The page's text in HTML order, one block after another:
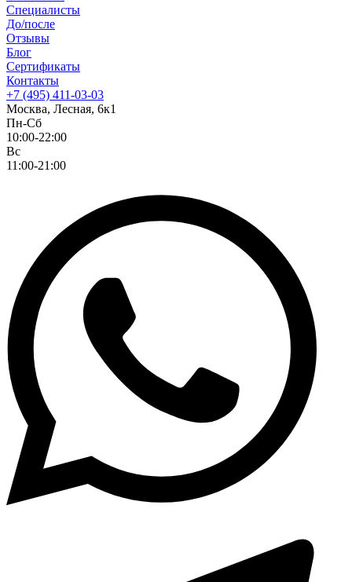
Специалисты
До/после
Отзывы
Блог
Сертификаты
Контакты
+7 (495) 411-03-03
Москва, Лесная, 6к1
Пн-Сб
10:00-22:00
Вс
11:00-21:00